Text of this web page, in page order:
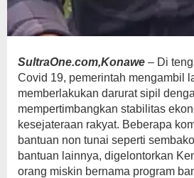
SultraOne.com,Konawe – Di
Covid 19, pemerintah mengambil
memberlakukan darurat sipil
mempertimbangkan stabilitas
kesejateraan rakyat. Beberapa
bantuan non tunai seperti
bantuan lainnya, digelontorkan
orang miskin bernama program